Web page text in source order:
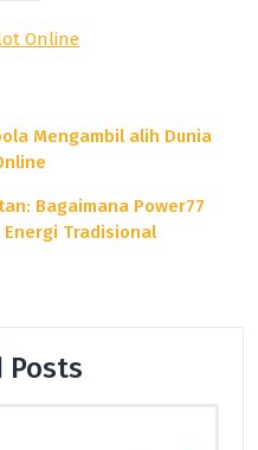
Online
Mengambil alih Dunia
Bagaimana Power77
Tradisional
Posts